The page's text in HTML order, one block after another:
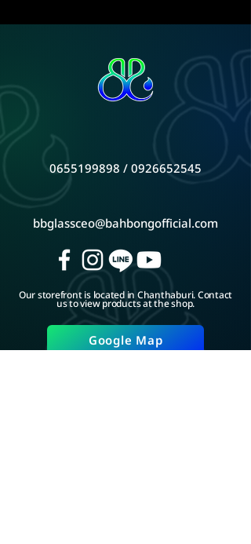
0655199898 /0926652545
bbglassceo@bahbongofficial.com
Our storefront is located in Chanthaburi. Contact
us to view products at the shop.
Google Map